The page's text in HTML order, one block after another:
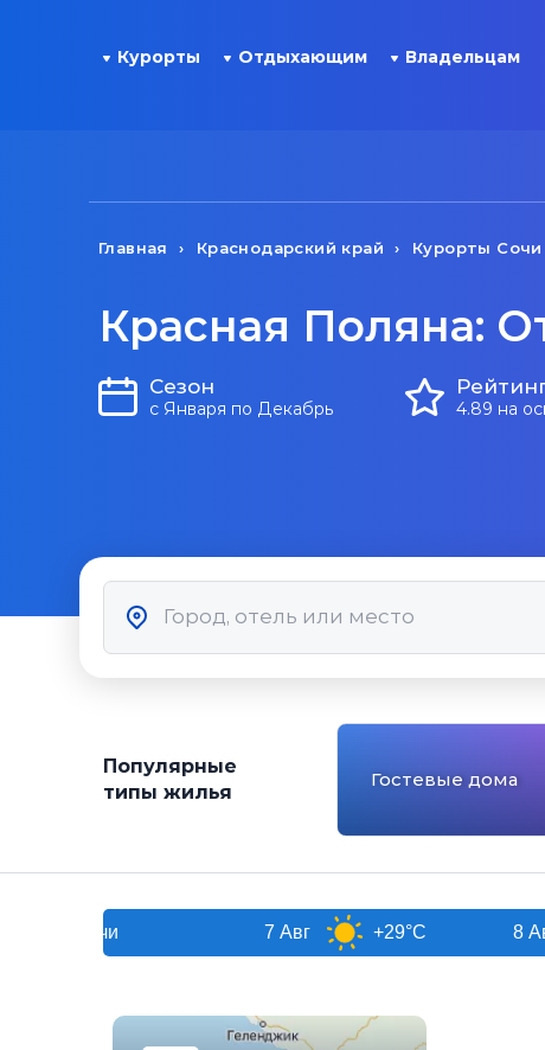
Курорты Отдыхающим Владельцам
Главная Краснодарский край Курорты Сочи
Красная Поляна:
Сезон
с Января по Декабрь 4.89 на
Популярные
типы жилья
Гостевые дома
+29°C